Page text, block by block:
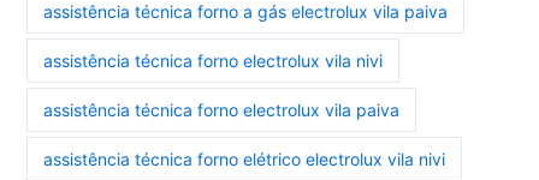
assistência técnica forno a gás electrolux vila paiva
assistência técnica forno electrolux vila nivi
assistência técnica forno electrolux vila paiva
assistência técnica forno elétrico electrolux vila nivi